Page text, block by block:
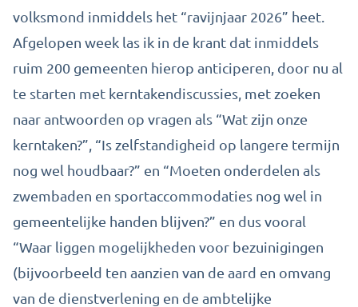
volksmond inmiddels het “ravijnjaar 2026” heet.
Afgelopen week las ik in de krant dat inmiddels
ruim 200 gemeenten hierop anticiperen, door nu al
te starten met kerntakendiscussies, met zoeken
naar antwoorden op vragen als “Wat zijn onze
kerntaken?”, “Is zelfstandigheid op langere termijn
nog wel houdbaar?” en “Moeten onderdelen als
zwembaden en sportaccommodaties nog wel in
gemeentelijke handen blijven?” en dus vooral
“Waar liggen mogelijkheden voor bezuinigingen
(bijvoorbeeld ten aanzien van de aard en omvang
van de dienstverlening en de ambtelijke